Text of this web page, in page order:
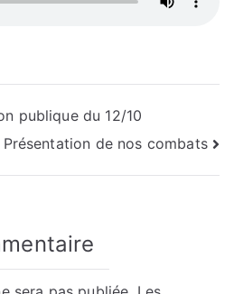
publique du 12/10
Présentation de nos combats